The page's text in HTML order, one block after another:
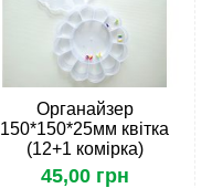
Органайзер
150*150*25мм квітка
(12+1 комірка)
45,00 грн